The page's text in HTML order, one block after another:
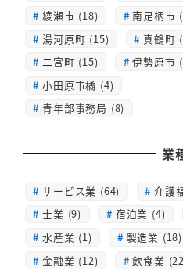
綾瀬市 (18)
南足柄市
湯河原町 (15)
真鶴町
二宮町 (15)
伊勢原市
小田原市橘 (4)
青年部事務局 (8)
業
サービス業 (64) 介護
士業 (9)
宿泊業 (4)
水産業 (1)
製造業 (18)
金融業 (12)
飲食業